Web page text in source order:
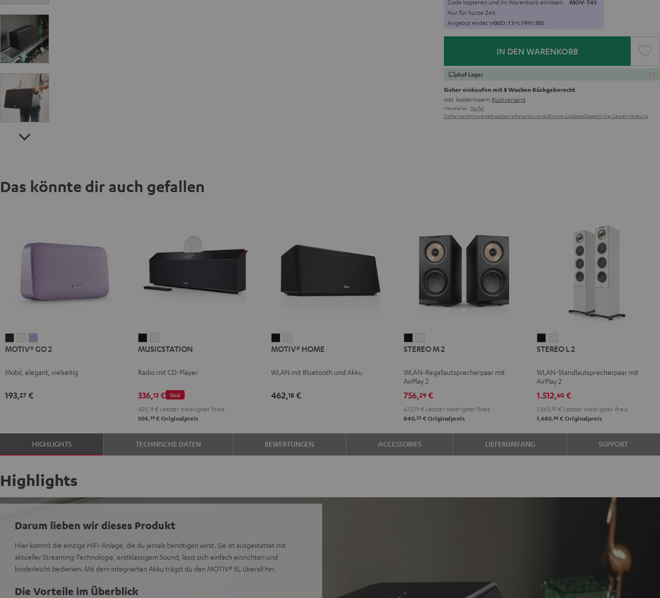
Code kopieren und im Warenkorb einlösen. MOV-T4S
Nur für kurze Zeit
Angebot endet in00D:11H:19M:29S
IN DEN WARENKORB
Auf Lager
Sicher einkaufen mit 8 Wochen Rückgaberecht
inkl. kostenlosem Rückversand
Hersteller: Teufel
SicherheitshinweiseErsatzteileReparaturenSoftware-UpdatesGesetzliche Gewährleistung
Das könnte dir auch gefallen
GO
Night
GO
Silver
GO
Soft
MOTIV® GO 2
Mobil, elegant, vielseitig
193,27 €
Schwarz
Weiß
MUSICSTATION
Radio mit CD-Player
Deal
336,13€
420, 16€Letzter niedrigster Preis
504,19€Originalpreis
HOMEHOME
MOTIV® HOME
WLAN mit Bluetooth und Akku
462,18€
M
Schwarz
M
Weiß
STEREO M 2
WLAN-Regallautsprecherpaar mit
AirPlay 2
756,29 €
672,26 € Letzter niedrigster Preis
840,33 € Originalpreis
L
Schwarz
L
Weiß
STEREO L 2
WLAN-Standlautsprecherpaar mit
AirPlay 2
1.512,60 €
1.260,50 € Letzter niedrigster Preis
1.680,66 € Originalpreis
HIGHLIGHTS TECHNISCHE DATEN BEWERTUNGEN ACCESSORIES LIEFERUMFANG SUPPORT
Highlights
Darum lieben wir dieses Produkt
Hier kommt die einzige HiFi-Anlage, die du jemals benötigen wirst. Sie ist ausgestattet mit
aktueller Streaming-Technologie, erstklassigem Sound, lässt sich einfach einrichten und
kinderleicht bedienen. Mit dem integrierten Akku trägst du den MOTIV® XL überall hin.
Die Vorteile im Überblick